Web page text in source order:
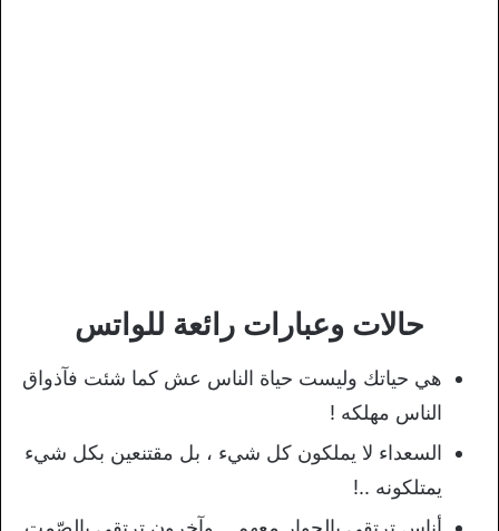
حالات وعبارات رائعة للواتس
هي حياتك وليست حياة الناس عش كما شئت فآذواق
الناس مهلكه !
السعداء لا يملكون كل شيء ، بل مقتنعين بكل شيء
يمتلكونه ..!